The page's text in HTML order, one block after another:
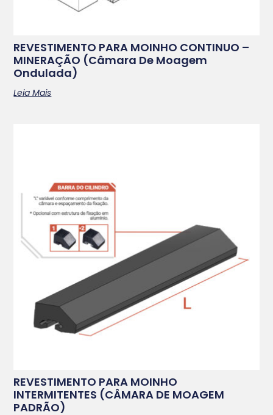
REVESTIMENTO PARA MOINHO CONTINUO –
MINERAÇÃO (Câmara De Moagem
Ondulada)
Leia Mais
REVESTIMENTO PARA MOINHO
INTERMITENTES (CÂMARA DE MOAGEM
PADRÃO)